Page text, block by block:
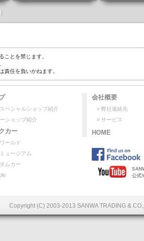
ことを禁じます。
責任を負いかねます。
ペシャルショップ紹介
ショップ紹介
カー
ールド
ュージアム
ムカー
会社概要
» 弊社連絡先
» サービス
HOME
公式
Copyright (C) 2003-2013 SANWA TRADING &